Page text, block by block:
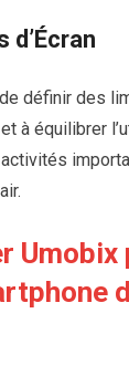
d’Écran
définir des
à équilibrer
Umobix